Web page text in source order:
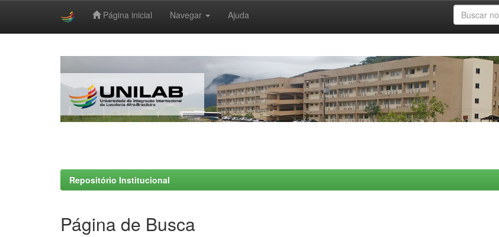
Página inicial Navegar Ajuda
Repositório Institucional
Página de Busca